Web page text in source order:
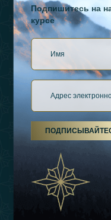
Подпишитесь на
курсе